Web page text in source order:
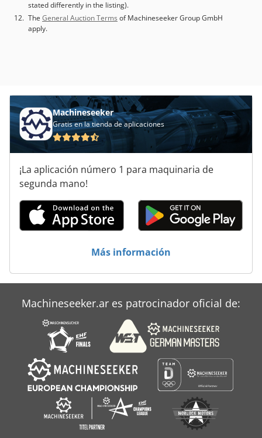
• Unidad de refrigeración con flujo de retorno
stated differently in the listing).
The General Auction Terms of Machineseeker Group GmbH
apply.
Machineseeker
Gratis en la tienda de aplicaciones
¡La aplicación número 1 para maquinaria de
segunda mano!
Más información
Machineseeker.ar es patrocinador oficial de: